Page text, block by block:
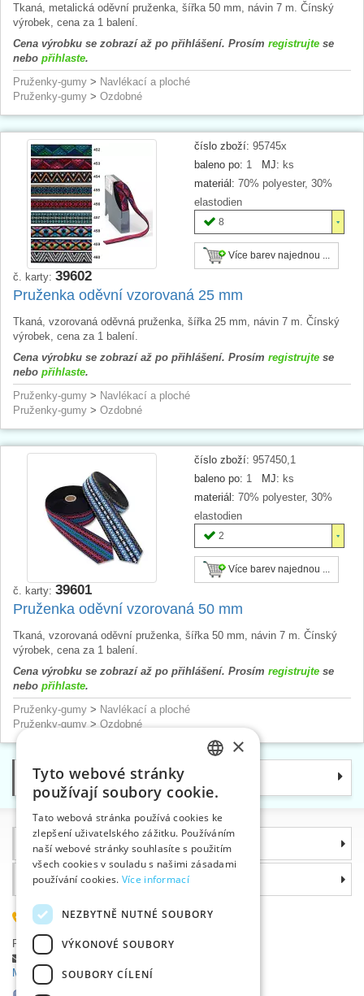
Tkaná, metalická oděvní pruženka, šířka 50 mm, návin 7 m. Čínský
výrobek, cena za 1 balení.
Cena výrobku se zobrazí až po přihlášení. Prosím registrujte se
nebo přihlaste.
Pruženky-gumy > Navlékací a ploché
Pruženky-gumy > Ozdobné
číslo zboží: 95745x
baleno po: 1 MJ: ks
materiál: 70% polyester, 30%
elastodien
8
Více barev najednou ...
č. karty: 39602
Pruženka oděvní vzorovaná 25 mm
Tkaná, vzorovaná oděvná pruženka, šířka 25 mm, návin 7 m. Čínský
výrobek, cena za 1 balení.
Cena výrobku se zobrazí až po přihlášení. Prosím registrujte se
nebo přihlaste.
Pruženky-gumy > Navlékací a ploché
Pruženky-gumy > Ozdobné
číslo zboží: 957450,1
baleno po: 1 MJ: ks
materiál: 70% polyester, 30%
elastodien
2
Více barev najednou ...
č. karty: 39601
Pruženka oděvní vzorovaná 50 mm
Tkaná, vzorovaná oděvní pruženka, šířka 50 mm, návin 7 m. Čínský
výrobek, cena za 1 balení.
Cena výrobku se zobrazí až po přihlášení. Prosím registrujte se
nebo přihlaste.
Pruženky-gumy > Navlékací a ploché
Pruženky-gumy > Ozdobné
Kategorie
Informace
Proč si zvolit právě nás
585 051 217
Plzeňská 868, 783 91 Uničov, Česká republika
Položit dotaz
Máte problémy s přihlášením ?
ENGLISH
GERMAN
×
Tyto webové stránky
používají soubory cookie.
Tato webová stránka používá cookies ke
zlepšení uživatelského zážitku. Používáním
naší webové stránky souhlasíte s použitím
všech cookies v souladu s našimi zásadami
používání cookies. Více informací
NEZBYTNĚ NUTNÉ SOUBORY
VÝKONOVÉ SOUBORY
SOUBORY CÍLENÍ